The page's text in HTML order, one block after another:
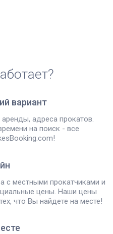
вариант
адреса прокатов.
на поиск - все
с местными прокатчиками и
цены. Наши цены
что Вы найдете на месте!